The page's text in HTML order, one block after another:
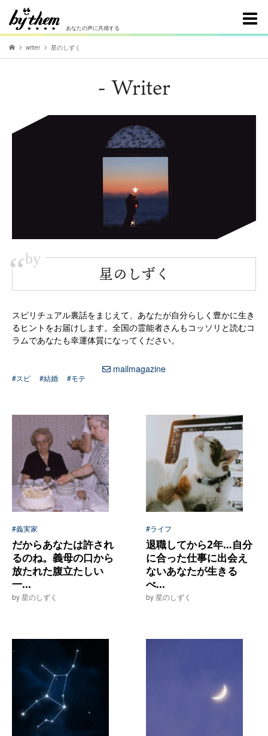
あなたの声に共感する
writer 星のしずく
- Writer
“by
星のしずく
スピリチュアル裏話をまじえて、あなたが自分らしく豊かに生き
るヒントをお届けします。全国の霊能者さんもコッソリと読むコ
ラムであなたも幸運体質になってください。
mailmagazine
#スピ #結婚 #モテ
#義実家
だからあなたは許され
るのね。義母の口から
放たれた腹立たしい
一...
by 星のしずく
#ライフ
退職してから2年…自分
に合った仕事に出会え
ないあなたが生きる
べ...
by 星のしずく